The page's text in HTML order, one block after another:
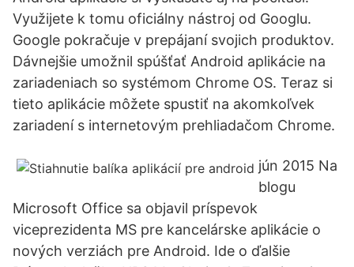
Využijete k tomu oficiálny nástroj od Googlu.
Google pokračuje v prepájaní svojich produktov.
Dávnejšie umožnil spúšťať Android aplikácie na
zariadeniach so systémom Chrome OS. Teraz si
tieto aplikácie môžete spustiť na akomkoľvek
zariadení s internetovým prehliadačom Chrome.
jún 2015 Na
blogu
Microsoft Office sa objavil príspevok
viceprezidenta MS pre kancelárske aplikácie o
nových verziách pre Android. Ide o ďalšie